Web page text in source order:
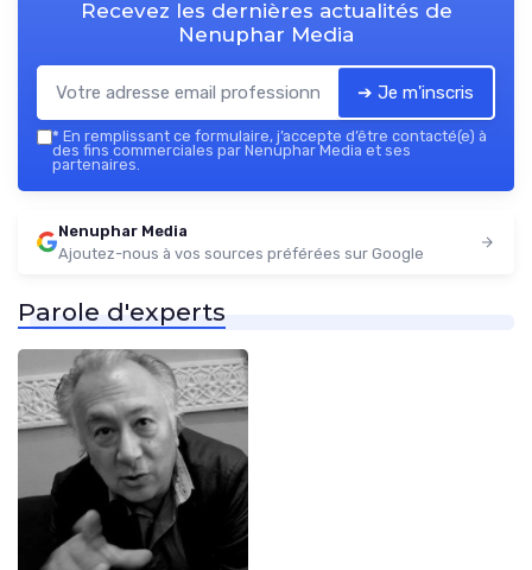
Recevez les dernières actualités de
Nenuphar Media
➔ Je m'inscris
* En remplissant ce formulaire, j’accepte d’être contacté(e) à
des fins commerciales par Nenuphar Media et ses
partenaires.
Nenuphar Media
Ajoutez-nous à vos sources préférées sur Google
Parole d'experts